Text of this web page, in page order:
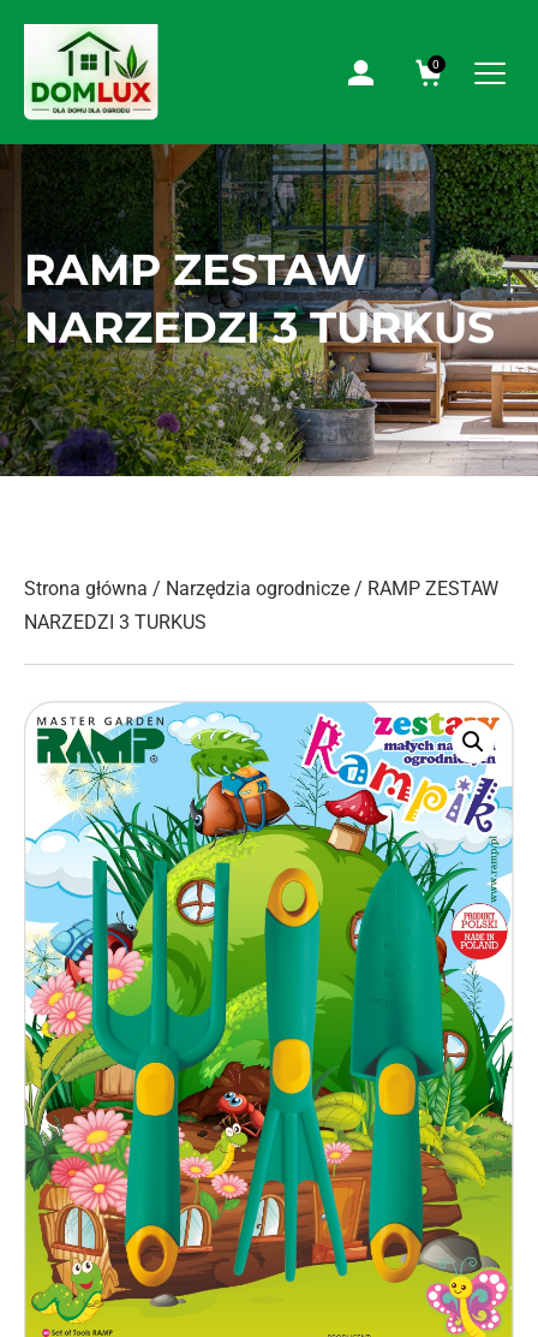
0
RAMP ZESTAW
NARZEDZI 3 TURKUS
Strona główna / Narzędzia ogrodnicze / RAMP ZESTAW
NARZEDZI 3 TURKUS